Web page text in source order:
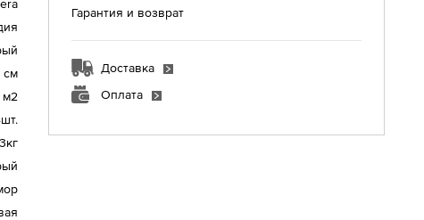
см
м2
Гарантия и возврат
Доставка
Оплата